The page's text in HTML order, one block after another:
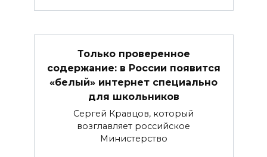
Только проверенное
содержание: в России появится
«белый» интернет специально
для школьников
Сергей Кравцов, который
возглавляет российское
Министерство